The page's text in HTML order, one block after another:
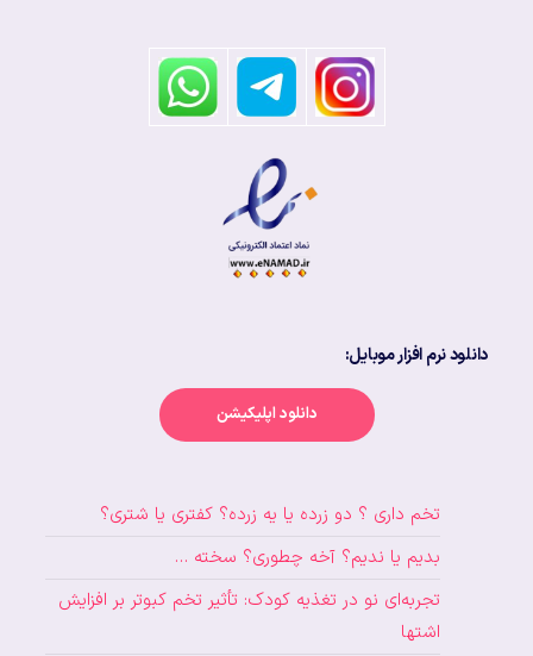
دانلود نرم افزار موبایل:
دانلود اپلیکیشن
تخم داری ؟ دو زرده یا یه زرده؟ کفتری یا شتری؟
بدیم یا ندیم؟ آخه چطوری؟ سخته …
تجربه‌ای نو در تغذیه کودک: تأثیر تخم کبوتر بر افزایش
اشتها